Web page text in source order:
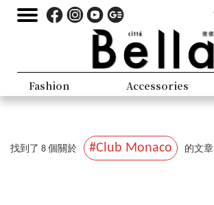
Fashion Accessories
找到了 8 個關於 #Club Monaco 的文章